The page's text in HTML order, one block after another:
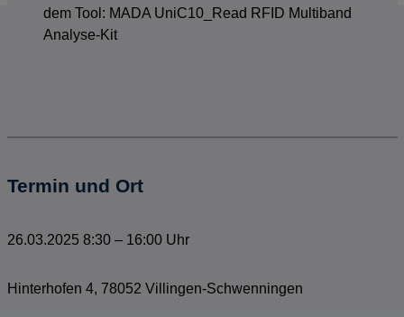
dem Tool: MADA UniC10_Read RFID Multiband
Analyse-Kit
Termin und Ort
26.03.2025 8:30 – 16:00 Uhr
Hinterhofen 4, 78052 Villingen-Schwenningen